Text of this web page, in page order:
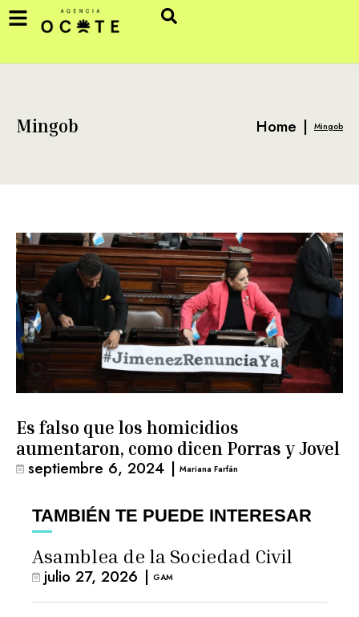
Mingob Home | Mingob
Es falso que los homicidios
aumentaron, como dicen Porras y Jovel
septiembre 6, 2024 | Mariana Farfán
TAMBIÉN TE PUEDE INTERESAR
Asamblea de la Sociedad Civil
julio 27, 2026 | GAM